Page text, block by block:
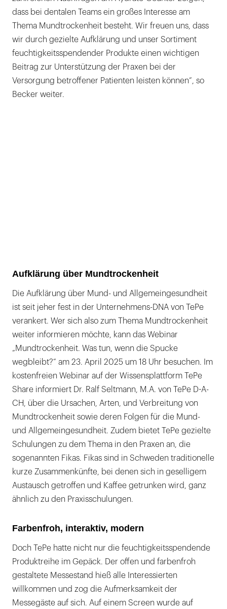
dass bei dentalen Teams ein großes Interesse am
Thema Mundtrockenheit besteht. Wir freuen uns, dass
wir durch gezielte Aufklärung und unser Sortiment
feuchtigkeitsspendender Produkte einen wichtigen
Beitrag zur Unterstützung der Praxen bei der
Versorgung betroffener Patienten leisten können“, so
Becker weiter.
Aufklärung über Mundtrockenheit
Die Aufklärung über Mund- und Allgemeingesundheit
ist seit jeher fest in der Unternehmens-DNA von TePe
verankert. Wer sich also zum Thema Mundtrockenheit
weiter informieren möchte, kann das Webinar
„Mundtrockenheit. Was tun, wenn die Spucke
wegbleibt?“ am 23. April 2025 um 18 Uhr besuchen. Im
kostenfreien Webinar auf der Wissensplattform TePe
Share informiert Dr. Ralf Seltmann, M.A. von TePe D-A-
CH, über die Ursachen, Arten, und Verbreitung von
Mundtrockenheit sowie deren Folgen für die Mund-
und Allgemeingesundheit. Zudem bietet TePe gezielte
Schulungen zu dem Thema in den Praxen an, die
sogenannten Fikas. Fikas sind in Schweden traditionelle
kurze Zusammenkünfte, bei denen sich in geselligem
Austausch getroffen und Kaffee getrunken wird, ganz
ähnlich zu den Praxisschulungen.
Farbenfroh, interaktiv, modern
Doch TePe hatte nicht nur die feuchtigkeitsspendende
Produktreihe im Gepäck. Der offen und farbenfroh
gestaltete Messestand hieß alle Interessierten
willkommen und zog die Aufmerksamkeit der
Messegäste auf sich. Auf einem Screen wurde auf